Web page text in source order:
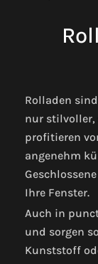
Rolladen
nur stilvoller,
profitieren
angenehm
Ihre Fenster.
Auch in
und sorgen
Kunststoff